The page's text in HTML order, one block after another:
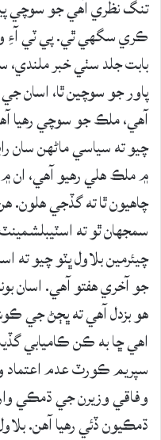
تنگ نظري آهي جو سوچي
ڪري سگهي ٿي. پي ٽي آءِ
بابت جلد سٺي خبر ملندي،
پاور جو سوچين ٿا، اسان
آهي، ملڪ جو سوچي
چيو ته سياسي ماڻهن سان
۾ ملڪ هلي رهيو آهي، ان
چاهيون ٿا ته گڏجي هلون.
سمجهان ٿو ته
چيئرمين بلاول ڀٽو چيو ته
جو آخري هفتو آهي. اسان
هو بزدل آهي ته ڀڄڻ جي
اهي ڇا به ڪن ڪاميابي
سپريم ڪورٽ عدم اعتماد
وفاقي وزيرن جي ڌمڪي
ڌمڪيون ڏئي رهيا آهن.